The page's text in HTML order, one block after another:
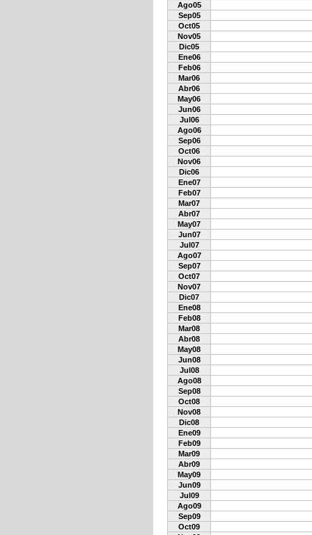
Ago05
Sep05
Oct05
Nov05
Dic05
Ene06
Feb06
Mar06
Abr06
May06
Jun06
Jul06
Ago06
Sep06
Oct06
Nov06
Dic06
Ene07
Feb07
Mar07
Abr07
May07
Jun07
Jul07
Ago07
Sep07
Oct07
Nov07
Dic07
Ene08
Feb08
Mar08
Abr08
May08
Jun08
Jul08
Ago08
Sep08
Oct08
Nov08
Dic08
Ene09
Feb09
Mar09
Abr09
May09
Jun09
Jul09
Ago09
Sep09
Oct09